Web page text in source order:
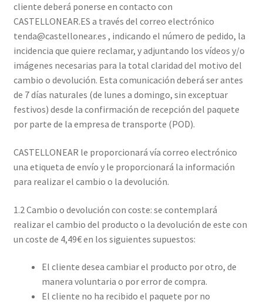
cliente deberá ponerse en contacto con
CASTELLONEAR.ES a través del correo electrónico
tenda@castellonear.es , indicando el número de pedido, la
incidencia que quiere reclamar, y adjuntando los vídeos y/o
imágenes necesarias para la total claridad del motivo del
cambio o devolución. Esta comunicación deberá ser antes
de 7 días naturales (de lunes a domingo, sin exceptuar
festivos) desde la confirmación de recepción del paquete
por parte de la empresa de transporte (POD).
CASTELLONEAR le proporcionará vía correo electrónico
una etiqueta de envío y le proporcionará la información
para realizar el cambio o la devolución.
1.2 Cambio o devolución con coste: se contemplará
realizar el cambio del producto o la devolución de este con
un coste de 4,49€ en los siguientes supuestos:
El cliente desea cambiar el producto por otro, de
manera voluntaria o por error de compra.
El cliente no ha recibido el paquete por no